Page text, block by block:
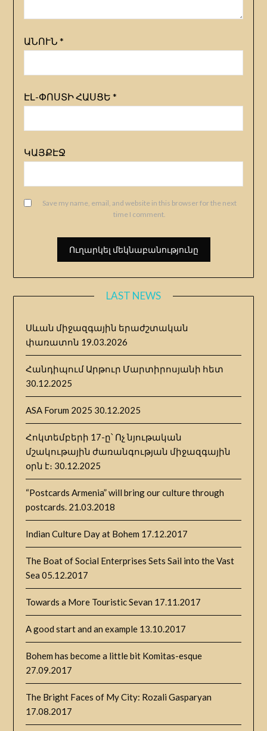
ԱՆՈՒՆ *
ԷԼ-ՓՈՍՏԻ ՀԱՍՑԵ *
ԿԱՅՔԷՋ
Save my name, email, and website in this browser for the next
time I comment.
LAST NEWS
Սևան միջազգային երաժշտական
փառատոն 19.03.2026
Հանդիպում Արթուր Մարտիրոսյանի հետ
30.12.2025
ASA Forum 2025 30.12.2025
Հոկտեմբերի 17-ը՝ Ոչ նյութական
մշակութային ժառանգության միջազգային
օրն է։ 30.12.2025
“Postcards Armenia” will bring our culture through
postcards. 21.03.2018
Indian Culture Day at Bohem 17.12.2017
The Boat of Social Enterprises Sets Sail into the Vast
Sea 05.12.2017
Towards a More Touristic Sevan 17.11.2017
A good start and an example 13.10.2017
Bohem has become a little bit Komitas-esque
27.09.2017
The Bright Faces of My City: Rozali Gasparyan
17.08.2017